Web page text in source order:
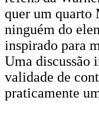
quer um quarto
ninguém do
inspirado para
Uma discussão
validade de
praticamente